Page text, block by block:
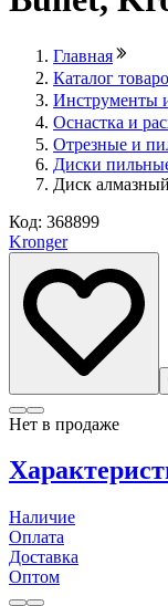
Главная
Каталог
Инструменты
Оснастка и
Отрезные и
Диски
Диск
Код: 368899
Kronger
Нет в продаже
Наличие
Оплата
Доставка
Оптом